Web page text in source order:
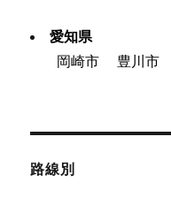
愛知県
岡崎市
豊川市
路線別